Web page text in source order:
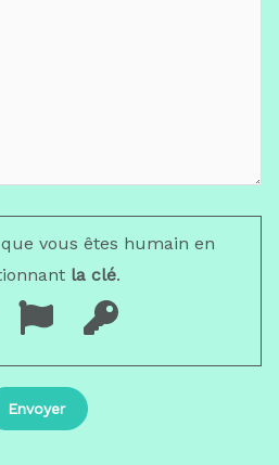
vous êtes humain en
la clé.